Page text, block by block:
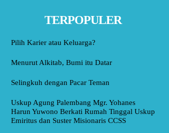
TERPOPULER
Pilih Karier atau Keluarga?
Menurut Alkitab, Bumi itu Datar
Selingkuh dengan Pacar Teman
Uskup Agung Palembang Mgr. Yohanes
Harun Yuwono Berkati Rumah Tinggal Uskup
Emiritus dan Suster Misionaris CCSS